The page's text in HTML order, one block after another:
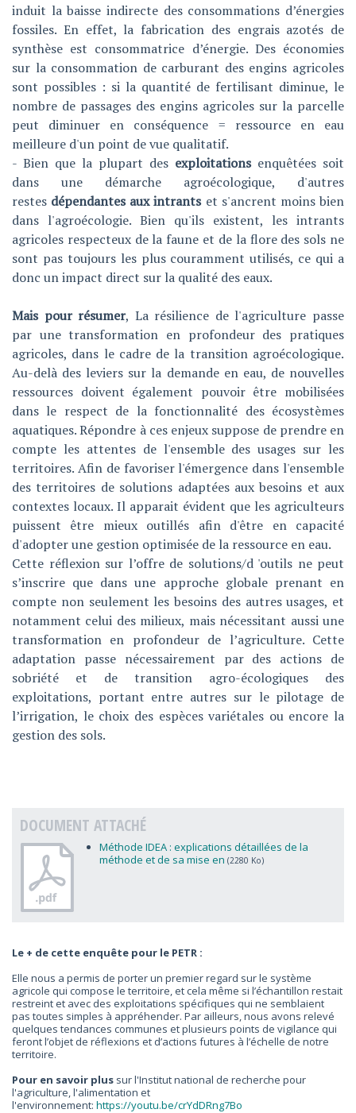
induit la baisse indirecte des consommations d’énergies
fossiles. En effet, la fabrication des engrais azotés de
synthèse est consommatrice d’énergie. Des économies
sur la consommation de carburant des engins agricoles
sont possibles : si la quantité de fertilisant diminue, le
nombre de passages des engins agricoles sur la parcelle
peut diminuer en conséquence = ressource en eau
meilleure d'un point de vue qualitatif.
- Bien que la plupart des exploitationsenquêtées soit
dans une démarche agroécologique, d'autres
restes dépendantes aux intrantset s'ancrent moins bien
dans l'agroécologie. Bien qu'ils existent, les intrants
agricoles respecteux de la faune et de la flore des sols ne
sont pas toujours les plus couramment utilisés, ce qui a
donc un impact direct sur la qualité des eaux.
Mais pour résumer, La résilience de l'agriculture passe
par une transformation en profondeur des pratiques
agricoles, dans le cadre de la transition agroécologique.
Au-delà des leviers sur la demande en eau, de nouvelles
ressources doivent également pouvoir être mobilisées
dans le respect de la fonctionnalité des écosystèmes
aquatiques. Répondre à ces enjeux suppose de prendre en
compte les attentes de l'ensemble des usages sur les
territoires. Afin de favoriser l'émergence dans l'ensemble
des territoires de solutions adaptées aux besoins et aux
contextes locaux. Il apparait évident que les agriculteurs
puissent être mieux outillés afin d'être en capacité
d'adopter une gestion optimisée de la ressource en eau.
Cette réflexion sur l’offre de solutions/d 'outils ne peut
s’inscrire que dans une approche globale prenant en
compte non seulement les besoins des autres usages, et
notamment celui des milieux, mais nécessitant aussi une
transformation en profondeur de l’agriculture. Cette
adaptation passe nécessairement par des actions de
sobriété et de transition agro-écologiques des
exploitations, portant entre autres sur le pilotage de
l’irrigation, le choix des espèces variétales ou encore la
gestion des sols.
DOCUMENT ATTACHÉ
Méthode IDEA : explications détaillées de la
méthode et de sa mise en (2280 Ko)
Le + de cette enquête pour le PETR :
Elle nous a permis de porter un premier regard sur le système
agricole qui compose le territoire, et cela même si l’échantillon restait
restreint et avec des exploitations spécifiques qui ne semblaient
pas toutes simples à appréhender. Par ailleurs, nous avons relevé
quelques tendances communes et plusieurs points de vigilance qui
feront l’objet de réflexions et d’actions futures à l’échelle de notre
territoire.
Pour en savoir plus sur l'Institut national de recherche pour
l'agriculture, l'alimentation et
l'environnement: https://youtu.be/crYdDRng7Bo